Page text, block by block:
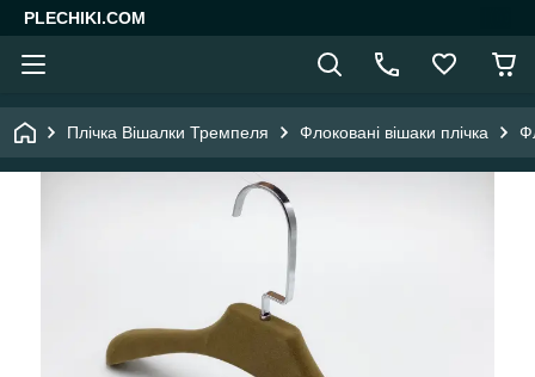
PLECHIKI.COM
Плічка Вішалки Тремпеля Флоковані вішаки плічка